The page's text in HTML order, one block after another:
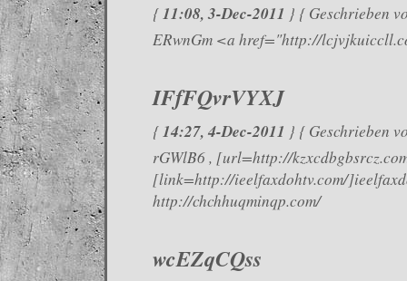
{11:08, 3-Dec-2011 } { Geschrieben
ERwnGm <a href="http://
IFfFQvrVYXJ
{14:27, 4-Dec-2011 } { Geschrieben
rGWlB6 , [url=http://
[link=http://ieelfaxdohtv.com/
http://chchhuqminqp.com/
wcEZqCQss